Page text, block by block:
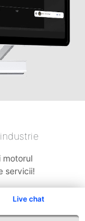
Live chat
motorul
servicii!